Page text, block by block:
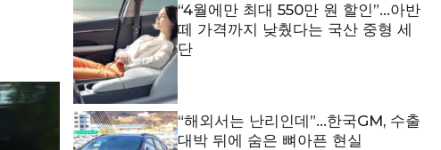
“4월에만 최대 550만 원 할인”…아반
떼 가격까지 낮췄다는 국산 중형 세
단
“해외서는 난리인데”…한국GM, 수출
대박 뒤에 숨은 뼈아픈 현실